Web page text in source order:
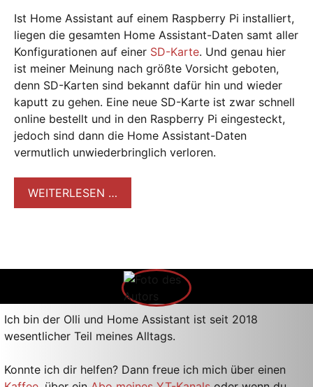
Ist Home Assistant auf einem Raspberry Pi installiert,
liegen die gesamten Home Assistant-Daten samt aller
Konfigurationen auf einer SD-Karte. Und genau hier
ist meiner Meinung nach größte Vorsicht geboten,
denn SD-Karten sind bekannt dafür hin und wieder
kaputt zu gehen. Eine neue SD-Karte ist zwar schnell
online bestellt und in den Raspberry Pi eingesteckt,
jedoch sind dann die Home Assistant-Daten
vermutlich unwiederbringlich verloren.
WEITERLESEN …
Ich bin der Olli und Home Assistant ist seit 2018
wesentlicher Teil meines Alltags.
Konnte ich dir helfen? Dann freue ich mich über einen